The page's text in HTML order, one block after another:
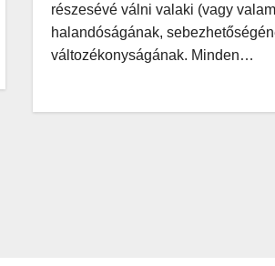
részesévé válni valaki (vagy
halandóságának,
változékonyságának. Minden…